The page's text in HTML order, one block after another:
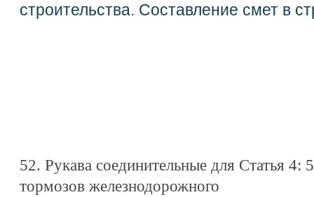
строительства. Составление смет в
52. Рукава соединительные для Статья 4:
тормозов железнодорожного